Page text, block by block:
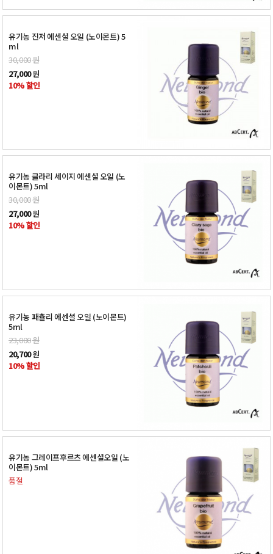
유기농 진저 에센셜 오일 (노이몬트) 5
ml
30,000원
27,000원
10% 할인
유기농 클라리 세이지 에센셜 오일 (노
이몬트) 5ml
30,000원
27,000원
10% 할인
유기농 패츌리 에센셜 오일 (노이몬트)
5ml
23,000원
20,700원
10% 할인
유기농 그레이프후르츠 에센셜오일 (노
이몬트) 5ml
품절